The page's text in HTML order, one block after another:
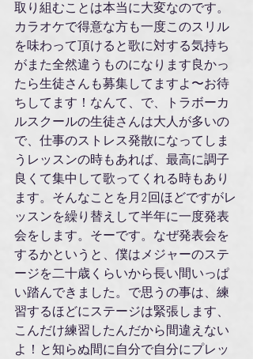
取り組むことは本当に大変なのです。
カラオケで得意な方も一度このスリル
を味わって頂けると歌に対する気持ち
がまた全然違うものになります良かっ
たら生徒さんも募集してますよ〜お待
ちしてます！なんて、で、トラボーカ
ルスクールの生徒さんは大人が多いの
で、仕事のストレス発散になってしま
うレッスンの時もあれば、最高に調子
良くて集中して歌ってくれる時もあり
ます。そんなことを月2回ほどですがレ
ッスンを繰り替えして半年に一度発表
会をします。そーです。なぜ発表会を
するかというと、僕はメジャーのステ
ージを二十歳くらいから長い間いっぱ
い踏んできました。で思うの事は、練
習するほどにステージは緊張します、
こんだけ練習したんだから間違えない
よ！と知らぬ間に自分で自分にプレッ